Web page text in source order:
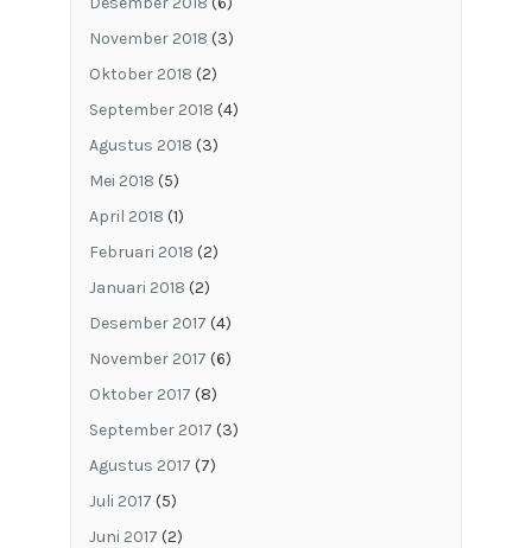
November 2018 (3)
Oktober 2018 (2)
September 2018 (4)
Agustus 2018 (3)
Mei 2018 (5)
April 2018 (1)
Februari 2018 (2)
Januari 2018 (2)
Desember 2017 (4)
November 2017 (6)
Oktober 2017 (8)
September 2017 (3)
Agustus 2017 (7)
Juli 2017 (5)
Juni 2017 (2)